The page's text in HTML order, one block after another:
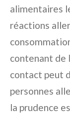
alimentaires
réactions
contenant de
contact peut
personnes
la prudence